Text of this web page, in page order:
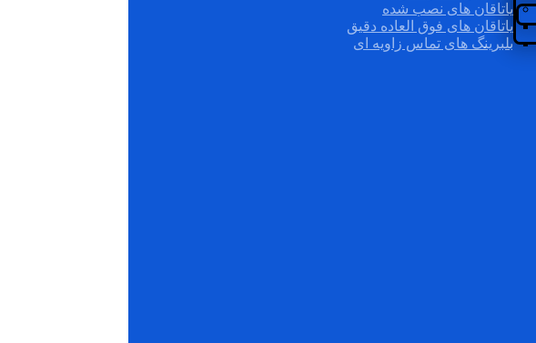
یاتاقان های نصب شده
یاتاقان های فوق العاده دقیق
بلبرینگ های تماس زاویه ای